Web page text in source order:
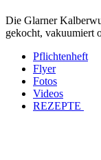
Die Glarner
gekocht, vakuumiert
Pflichtenheft
Flyer
Fotos
Videos
REZEPTE